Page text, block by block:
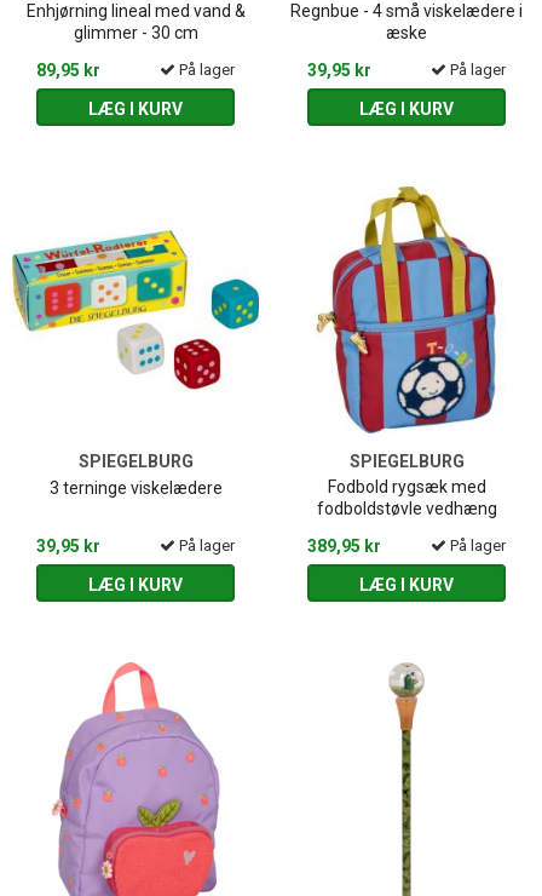
Enhjørning lineal med vand &
glimmer - 30 cm
89,95 kr
På lager
LÆG I KURV
Regnbue - 4 små viskelædere i
æske
39,95 kr
På lager
LÆG I KURV
SPIEGELBURG
3 terninge viskelædere
39,95 kr På lager
LÆG I KURV
SPIEGELBURG
Fodbold rygsæk med
fodboldstøvle vedhæng
389,95 kr
På lager
LÆG I KURV